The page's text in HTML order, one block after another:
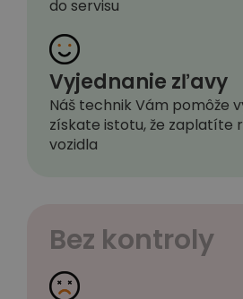
do servisu
Vyjednanie zľavy
Náš technik Vám pomôže
získate istotu, že zaplatíte
vozidla
Bez kontroly